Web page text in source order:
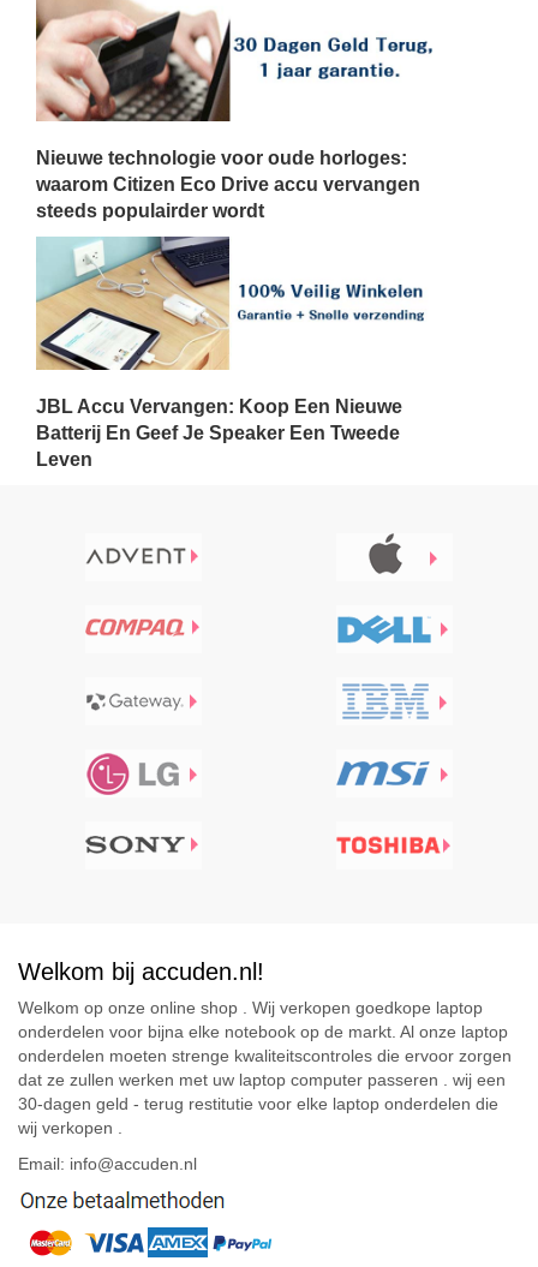
Nieuwe technologie voor oude horloges:
waarom Citizen Eco Drive accu vervangen
steeds populairder wordt
JBL Accu Vervangen: Koop Een Nieuwe
Batterij En Geef Je Speaker Een Tweede
Leven
Welkom bij accuden.nl!
Welkom op onze online shop . Wij verkopen goedkope laptop
onderdelen voor bijna elke notebook op de markt. Al onze laptop
onderdelen moeten strenge kwaliteitscontroles die ervoor zorgen
dat ze zullen werken met uw laptop computer passeren . wij een
30-dagen geld - terug restitutie voor elke laptop onderdelen die
wij verkopen .
Email: info@accuden.nl